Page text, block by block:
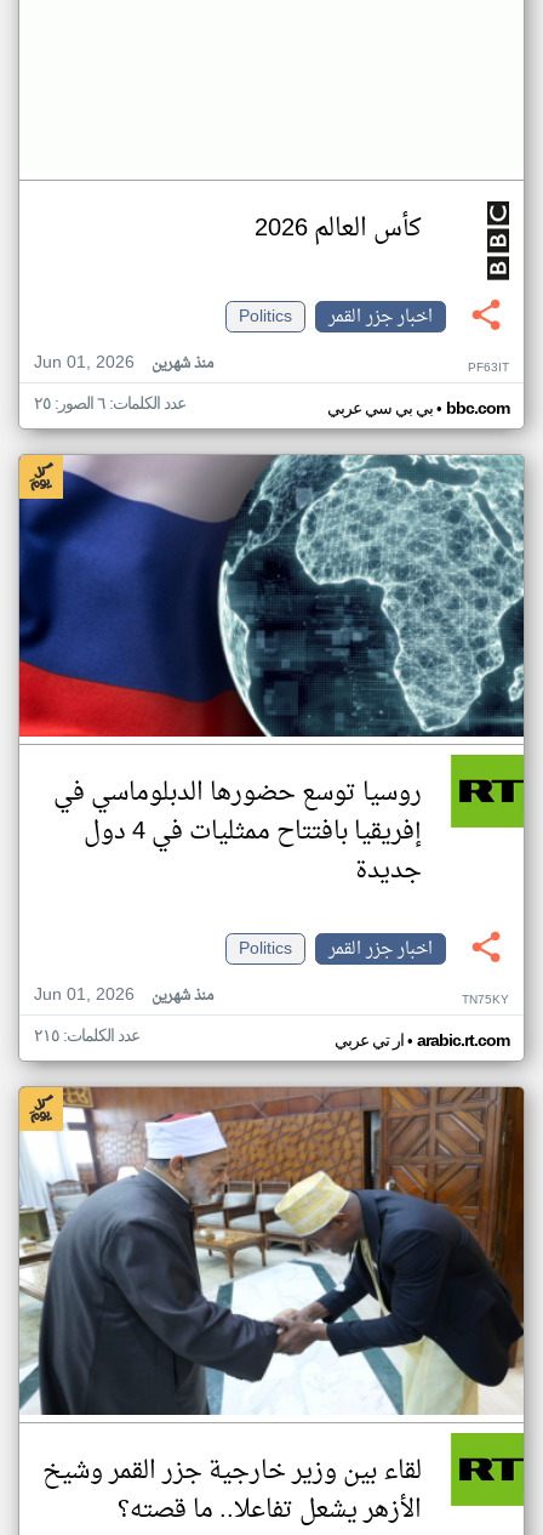
كأس العالم 2026
اخبار جزر القمر
Politics
Jun 01, 2026
منذ شهرين PF63IT
بي بي سي عربي• bbc.com عدد الكلمات: ٦ الصور: ٢٥
روسيا توسع حضورها الدبلوماسي في
إفريقيا بافتتاح ممثليات في 4 دول
جديدة
اخبار جزر القمر
Politics
Jun 01, 2026
منذ شهرين TN75KY
ار تي عربي• arabic.rt.com عدد الكلمات: ٢١٥
لقاء بين وزير خارجية جزر القمر وشيخ
الأزهر يشعل تفاعلا.. ما قصته؟